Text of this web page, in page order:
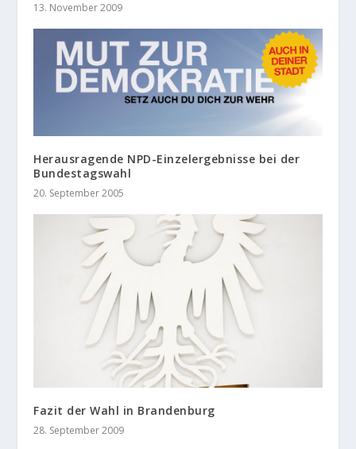
13. November 2009
Herausragende NPD-Einzelergebnisse bei der
Bundestagswahl
20. September 2005
Fazit der Wahl in Brandenburg
28. September 2009